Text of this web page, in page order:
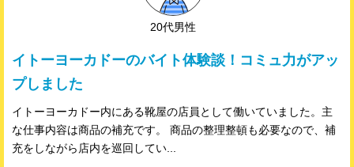
20代男性
イトーヨーカドーのバイト体験談！コミュ力がアッ
プしました
イトーヨーカドー内にある靴屋の店員として働いていました。主
な仕事内容は商品の補充です。 商品の整理整頓も必要なので、補
充をしながら店内を巡回してい...